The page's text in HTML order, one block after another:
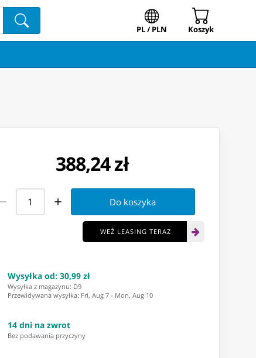
PL / PLN Koszyk
388,24 zł
Do koszyka
WEŹ LEASING TERAZ
Wysyłka od:30,99 zł
Wysyłka z magazynu: ⁨D9⁩
Przewidywana wysyłka: Fri, Aug 7 - Mon, Aug 10
14 dni na zwrot
Bez podawania przyczyny